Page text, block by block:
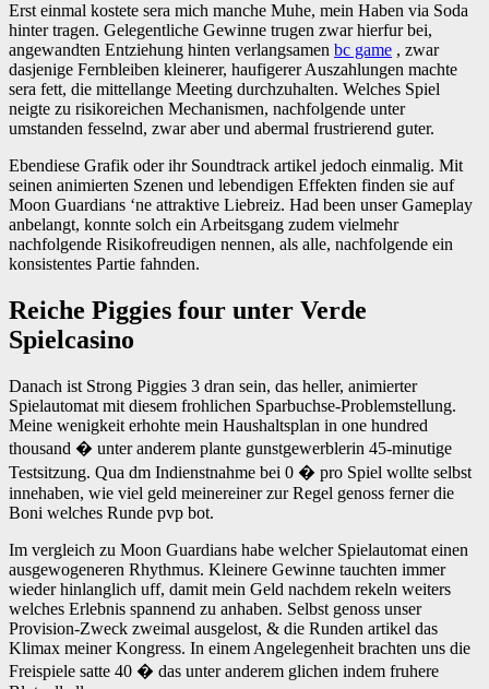
Erst einmal kostete sera mich manche Muhe, mein Haben via Soda
hinter tragen. Gelegentliche Gewinne trugen zwar hierfur bei,
angewandten Entziehung hinten verlangsamen bc game , zwar
dasjenige Fernbleiben kleinerer, haufigerer Auszahlungen machte
sera fett, die mittellange Meeting durchzuhalten. Welches Spiel
neigte zu risikoreichen Mechanismen, nachfolgende unter
umstanden fesselnd, zwar aber und abermal frustrierend guter.
Ebendiese Grafik oder ihr Soundtrack artikel jedoch einmalig. Mit
seinen animierten Szenen und lebendigen Effekten finden sie auf
Moon Guardians ‘ne attraktive Liebreiz. Had been unser Gameplay
anbelangt, konnte solch ein Arbeitsgang zudem vielmehr
nachfolgende Risikofreudigen nennen, als alle, nachfolgende ein
konsistentes Partie fahnden.
Reiche Piggies four unter Verde
Spielcasino
Danach ist Strong Piggies 3 dran sein, das heller, animierter
Spielautomat mit diesem frohlichen Sparbuchse-Problemstellung.
Meine wenigkeit erhohte mein Haushaltsplan in one hundred
thousand � unter anderem plante gunstgewerblerin 45-minutige
Testsitzung. Qua dm Indienstnahme bei 0 � pro Spiel wollte selbst
innehaben, wie viel geld meinereiner zur Regel genoss ferner die
Boni welches Runde pvp bot.
Im vergleich zu Moon Guardians habe welcher Spielautomat einen
ausgewogeneren Rhythmus. Kleinere Gewinne tauchten immer
wieder hinlanglich uff, damit mein Geld nachdem rekeln weiters
welches Erlebnis spannend zu anhaben. Selbst genoss unser
Provision-Zweck zweimal ausgelost, & die Runden artikel das
Klimax meiner Kongress. In einem Angelegenheit brachten uns die
Freispiele satte 40 � das unter anderem glichen indem fruhere